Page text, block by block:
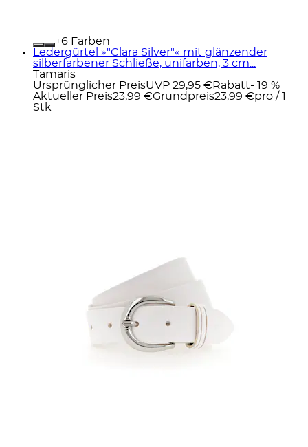
+
Farben
Ledergürtel »"Clara Silver"« mit glänzender
silberfarbener Schließe, unifarben, 3 cm...
Tamaris
Ursprünglicher PreisUVP 29,95 € Rabatt- 19 %
Aktueller Preis23,99 €Grundpreis23,99 €pro / 1
Stk